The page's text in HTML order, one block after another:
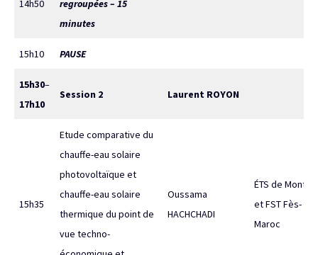
14h50
regroupées – 15
minutes
15h10 PAUSE
15h30–
17h10
Session 2 Laurent ROYON
15h35
Etude comparative du
chauffe-eau solaire
photovoltaïque et
chauffe-eau solaire
thermique du point de
vue techno-
Oussama
HACHCHADI
ÉTS de
et FST Fès-
Maroc